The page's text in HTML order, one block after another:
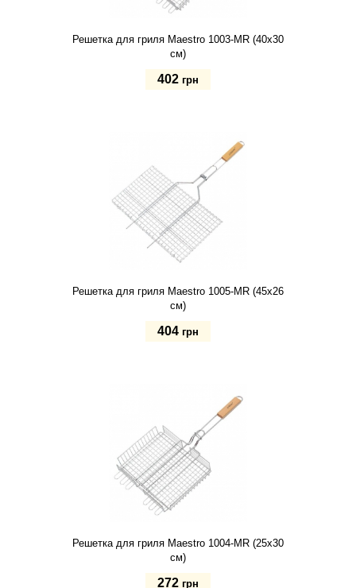
Решетка для гриля Maestro 1003-MR (40х30
см)
402 грн
Решетка для гриля Maestro 1005-MR (45х26
см)
404 грн
Решетка для гриля Maestro 1004-MR (25х30
см)
272 грн